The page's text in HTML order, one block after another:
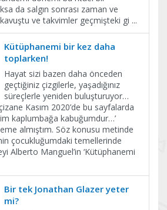
da salgın sonrası zaman ve
ve takvimler geçmişteki gi ...
Kütüphanemi bir kez daha
toplarken!
Hayat sizi bazen daha önceden
geçtiğiniz çizgilerle, yaşadığınız
süreçlerle yeniden buluşturuyor…
Kasım 2020’de bu sayfalarda
kaplumbağa kabuğumdur…’
almıştım. Söz konusu metinde
çocukluğumdaki temellerinde
Alberto Manguel’in ‘Kütüphanemi
Bir tek Jonathan Glazer yeter
mi?